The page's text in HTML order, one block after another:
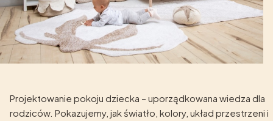
Projektowanie pokoju dziecka – uporządkowana wiedza dla
rodziców. Pokazujemy, jak światło, kolory, układ przestrzeni i